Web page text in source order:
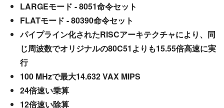
LARGEモード - 8051命令セット
FLATモード - 80390命令セット
パイプライン化されたRISCアーキテクチャにより、同
じ周波数でオリジナルの80C51よりも15.55倍高速に実
行
100 MHzで最大14.632 VAX MIPS
24倍速い乗算
12倍速い除算